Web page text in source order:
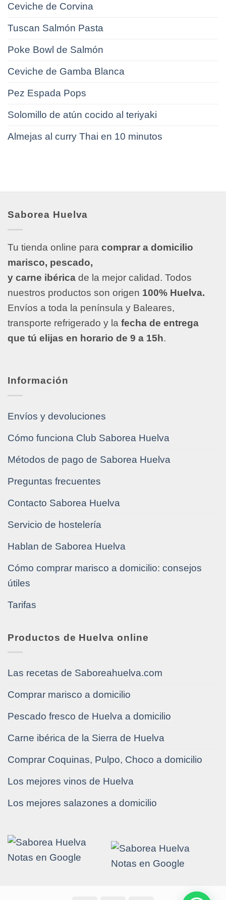
Ceviche de Corvina
Tuscan Salmón Pasta
Poke Bowl de Salmón
Ceviche de Gamba Blanca
Pez Espada Pops
Solomillo de atún cocido al teriyaki
Almejas al curry Thai en 10 minutos
Saborea Huelva
Tu tienda online para comprar a domicilio
marisco, pescado,
y carne ibérica de la mejor calidad. Todos
nuestros productos son origen 100% Huelva.
Envíos a toda la península y Baleares,
transporte refrigerado y la fecha de entrega
que tú elijas en horario de 9 a 15h.
Información
Envíos y devoluciones
Cómo funciona Club Saborea Huelva
Métodos de pago de Saborea Huelva
Preguntas frecuentes
Contacto Saborea Huelva
Servicio de hostelería
Hablan de Saborea Huelva
Cómo comprar marisco a domicilio: consejos
útiles
Tarifas
Productos de Huelva online
Las recetas de Saboreahuelva.com
Comprar marisco a domicilio
Pescado fresco de Huelva a domicilio
Carne ibérica de la Sierra de Huelva
Comprar Coquinas, Pulpo, Choco a domicilio
Los mejores vinos de Huelva
Los mejores salazones a domicilio